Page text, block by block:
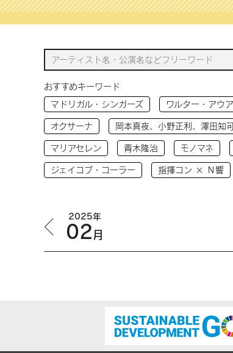
おすすめキーワード
マドリガル・シンガーズ
ワルター・アウ
オクサーナ 岡本真夜、小野正利、澤田知
マリアセレン 青木隆治 モノマネ
ジェイコブ・コーラー 指揮コン × Ｎ響
2025年
02月